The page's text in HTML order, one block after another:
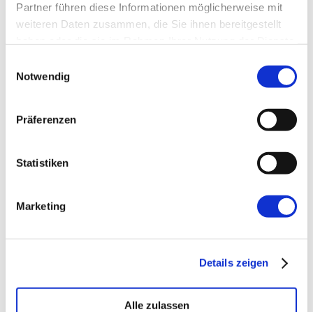
Partner führen diese Informationen möglicherweise mit
weiteren Daten zusammen, die Sie ihnen bereitgestellt
Notwendig
Präferenzen
Statistiken
Marketing
Details zeigen
Alle zulassen
Website
Aus dem Projekt: Evaluation
von Data Grids